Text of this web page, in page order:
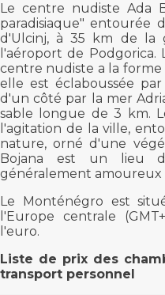
Le centre nudiste Ada
paradisiaque" entourée
d'Ulcinj, à 35 km de
l'aéroport de
centre nudiste a la
elle est éclaboussée
d'un côté par la mer
sable longue de 3 km.
l'agitation de la ville,
nature, orné d'une
Bojana est un lieu
généralement amoureux
Le Monténégro est
l'Europe centrale
l'euro.
Liste de prix des
transport personnel